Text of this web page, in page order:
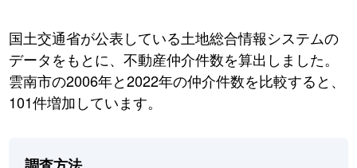
国土交通省が公表している土地総合情報システムの
データをもとに、不動産仲介件数を算出しました。
雲南市の2006年と2022年の仲介件数を比較すると、
101件増加しています。